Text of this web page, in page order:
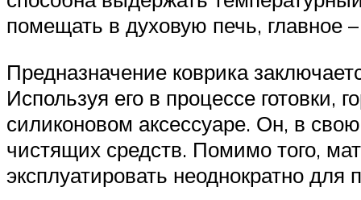
помещать в духовую печь, главное
Предназначение коврика
Используя его в процессе готовки,
силиконовом аксессуаре. Он, в
чистящих средств. Помимо того,
эксплуатировать неоднократно